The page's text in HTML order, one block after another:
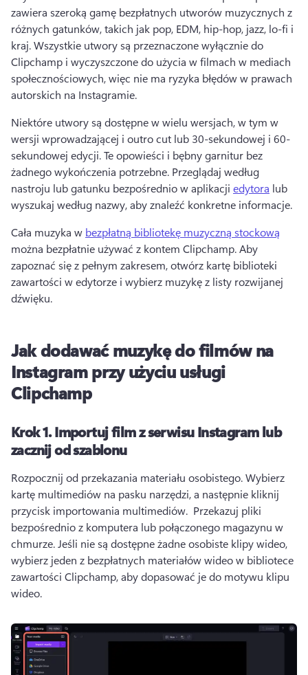
zawiera szeroką gamę bezpłatnych utworów muzycznych z
różnych gatunków, takich jak pop, EDM, hip-hop, jazz, lo-fi i
kraj. Wszystkie utwory są przeznaczone wyłącznie do
Clipchamp i wyczyszczone do użycia w filmach w mediach
społecznościowych, więc nie ma ryzyka błędów w prawach
autorskich na Instagramie.
Niektóre utwory są dostępne w wielu wersjach, w tym w
wersji wprowadzającej i outro cut lub 30-sekundowej i 60-
sekundowej edycji. Te opowieści i bębny garnitur bez
żadnego wykończenia potrzebne. Przeglądaj według
nastroju lub gatunku bezpośrednio w aplikacji edytora lub
wyszukaj według nazwy, aby znaleźć konkretne informacje.
Cała muzyka w bezpłatną bibliotekę muzyczną stockową
można bezpłatnie używać z kontem Clipchamp. Aby
zapoznać się z pełnym zakresem, otwórz kartę biblioteki
zawartości w edytorze i wybierz muzykę z listy rozwijanej
dźwięku.
Jak dodawać muzykę do filmów na
Instagram przy użyciu usługi
Clipchamp
Krok 1.Importuj film z serwisu Instagram lub
zacznij od szablonu
Rozpocznij od przekazania materiału osobistego. Wybierz
kartę multimediów na pasku narzędzi, a następnie kliknij
przycisk importowania multimediów. Przekazuj pliki
bezpośrednio z komputera lub połączonego magazynu w
chmurze. Jeśli nie są dostępne żadne osobiste klipy wideo,
wybierz jeden z bezpłatnych materiałów wideo w bibliotece
zawartości Clipchamp, aby dopasować je do motywu klipu
wideo.